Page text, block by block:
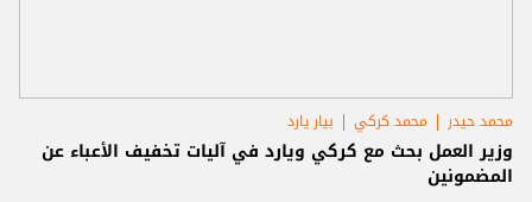
محمد حيدر محمد كركي بيار يارد
وزير العمل بحث مع كركي ويارد في آليات تخفيف الأعباء عن
المضمونين